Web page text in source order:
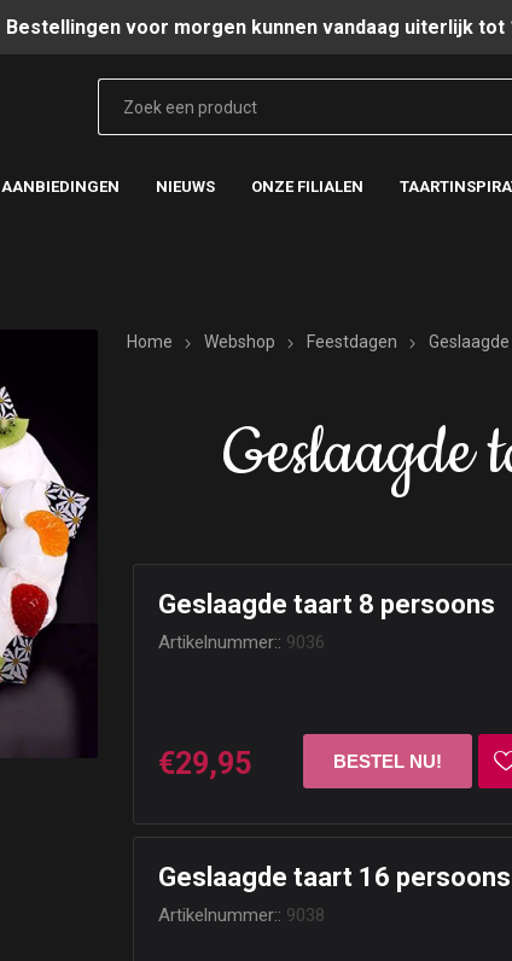
Bestellingen voor morgen kunnen vandaag uiterlijk tot
AANBIEDINGEN NIEUWS ONZE FILIALEN
Home Webshop Feestdagen
Geslaagde
Geslaagde taart 8 persoons
Artikelnummer:: 9036
€29,95
Geslaagde taart 16 persoons
Artikelnummer:: 9038